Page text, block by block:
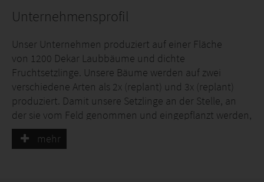
Unternehmensprofil
Unser Unternehmen produziert auf einer Fläche
von 1200 Dekar Laubbäume und dichte
Fruchtsetzlinge. Unsere Bäume werden auf zwei
verschiedene Arten als 2x (replant) und 3x (replant)
produziert. Damit unsere Setzlinge an der Stelle, an
der sie vom Feld genommen und eingepflanzt werden,
dieselbe Form und Kronenstruktur erreichen, werden
die Wurzeln der Setzlinge gebändigt und durch
mehr